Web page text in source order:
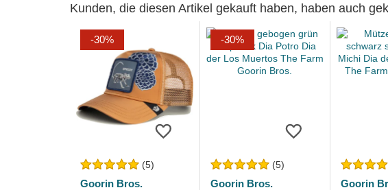
Kunden, die diesen Artikel gekauft haben, haben auch
-30%
(5)
Goorin Bros.
-30%
(5)
Goorin Bros.
Goorin